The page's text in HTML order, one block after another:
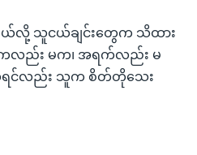
မယ်လို့ သူငယ်ချင်းတွေက သိထား
လည်း မက၊ အရက်လည်း မ
ရင်လည်း သူက စိတ်တိုသေး